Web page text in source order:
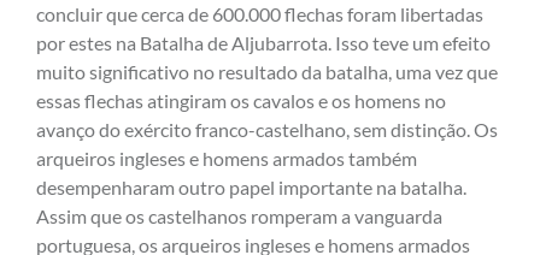
concluir que cerca de 600.000 flechas foram libertadas
por estes na Batalha de Aljubarrota. Isso teve um efeito
muito significativo no resultado da batalha, uma vez que
essas flechas atingiram os cavalos e os homens no
avanço do exército franco-castelhano, sem distinção. Os
arqueiros ingleses e homens armados também
desempenharam outro papel importante na batalha.
Assim que os castelhanos romperam a vanguarda
portuguesa, os arqueiros ingleses e homens armados